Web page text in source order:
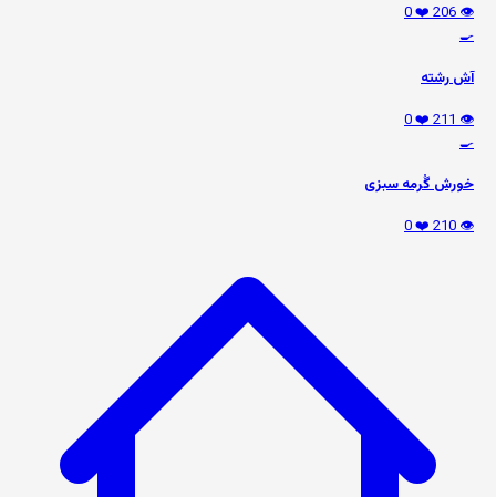
👁️ 206
❤️ 0
🍳
آش رشته
👁️ 211
❤️ 0
🍳
خورش گُرمه سبزی
👁️ 210
❤️ 0